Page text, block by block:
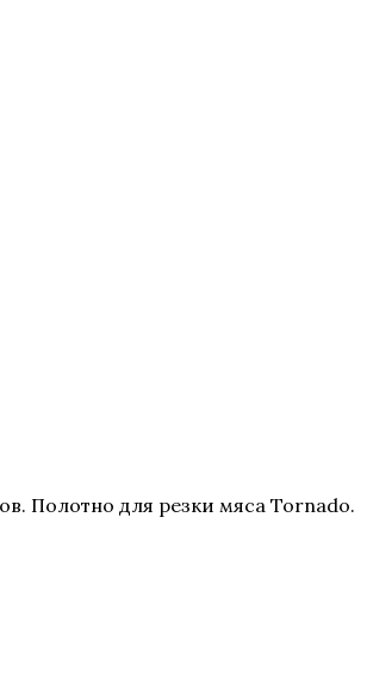
Полотно для резки мяса Tornado.